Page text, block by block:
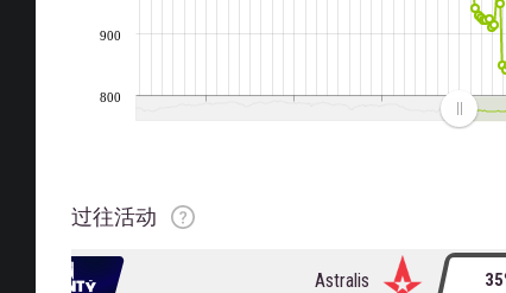
800
900
过往活动
Astralis